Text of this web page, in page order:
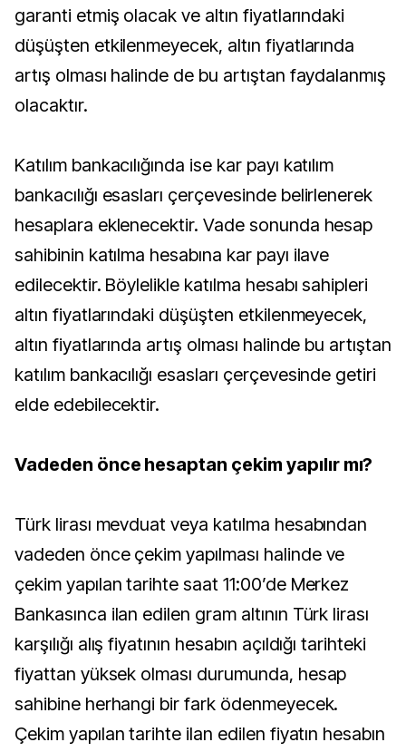
garanti etmiş olacak ve altın fiyatlarındaki
düşüşten etkilenmeyecek, altın fiyatlarında
artış olması halinde de bu artıştan faydalanmış
olacaktır.
Katılım bankacılığında ise kar payı katılım
bankacılığı esasları çerçevesinde belirlenerek
hesaplara eklenecektir. Vade sonunda hesap
sahibinin katılma hesabına kar payı ilave
edilecektir. Böylelikle katılma hesabı sahipleri
altın fiyatlarındaki düşüşten etkilenmeyecek,
altın fiyatlarında artış olması halinde bu artıştan
katılım bankacılığı esasları çerçevesinde getiri
elde edebilecektir.
Vadeden önce hesaptan çekim yapılır mı?
Türk lirası mevduat veya katılma hesabından
vadeden önce çekim yapılması halinde ve
çekim yapılan tarihte saat 11:00’de Merkez
Bankasınca ilan edilen gram altının Türk lirası
karşılığı alış fiyatının hesabın açıldığı tarihteki
fiyattan yüksek olması durumunda, hesap
sahibine herhangi bir fark ödenmeyecek.
Çekim yapılan tarihte ilan edilen fiyatın hesabın